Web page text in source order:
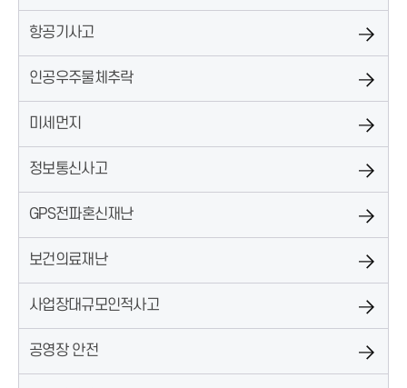
항공기사고
인공우주물체추락
미세먼지
정보통신사고
GPS전파혼신재난
보건의료재난
사업장대규모인적사고
공영장 안전